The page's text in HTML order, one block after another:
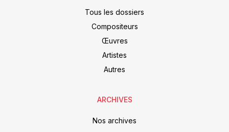
Tous les dossiers
Compositeurs
Œuvres
Artistes
Autres
ARCHIVES
Nos archives